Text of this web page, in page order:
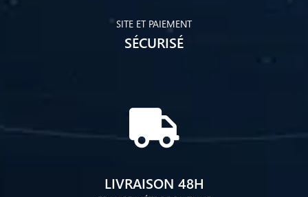
SITE ET PAIEMENT
SÉCURISÉ
LIVRAISON 48H